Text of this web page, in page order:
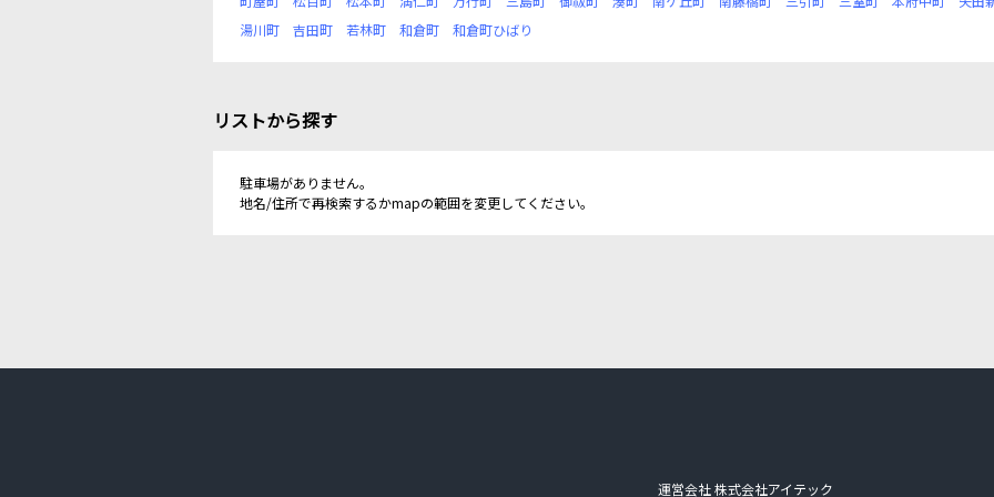
湯川町
吉田町 若林町 和倉町 和倉町ひばり
リストから探す
駐車場がありません。
地名/住所で再検索するかmapの範囲を変更してください。
運営会社 株式会社アイテック